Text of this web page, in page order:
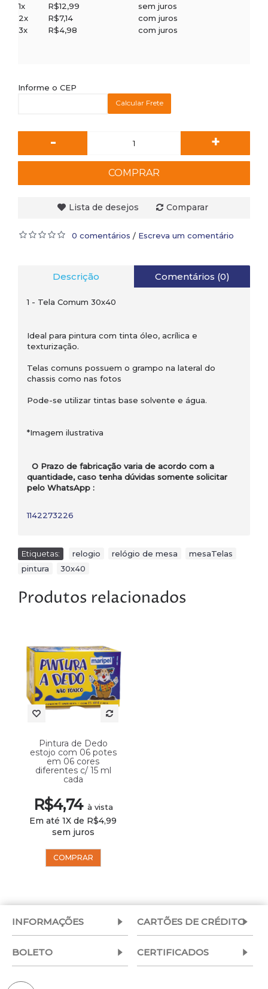
1x R$12,99
sem juros
2x
R$7,14
com juros
3x
R$4,98 com juros
Informe o CEP
Calcular Frete
- +
COMPRAR
Lista de desejos Comparar
0 comentários / Escreva um comentário
Descrição Comentários (0)
1 - Tela Comum 30x40
Ideal para pintura com tinta óleo, acrílica e
texturização.
Telas comuns possuem o grampo na lateral do
chassis como nas fotos
Pode-se utilizar tintas base solvente e água.
*Imagem ilustrativa
O Prazo de fabricação varia de acordo com a
quantidade, caso tenha dúvidas somente solicitar
pelo WhatsApp :
1142273226
Etiquetas: relogio relógio de mesa mesaTelas
pintura
30x40
Produtos relacionados
Pintura de Dedo
estojo com 06 potes
em 06 cores
diferentes c/ 15 ml
cada
R$4,74 à vista
Em até 1X de R$4,99
sem juros
COMPRAR
INFORMAÇÕES CARTÕES DE CRÉDITO
BOLETO CERTIFICADOS